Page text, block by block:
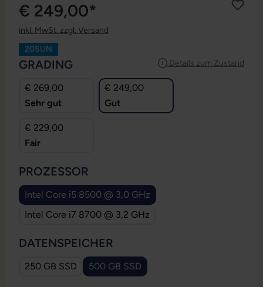
€ 249,00*
inkl. MwSt. zzgl. Versand
20SUN
Details zum Zustand
GRADING
€ 269,00
Sehr gut
€ 249,00
Gut
€ 229,00
Fair
PROZESSOR
Intel Core i5 8500 @ 3,0 GHz
Intel Core i7 8700 @ 3,2 GHz
DATENSPEICHER
250 GB SSD 500 GB SSD